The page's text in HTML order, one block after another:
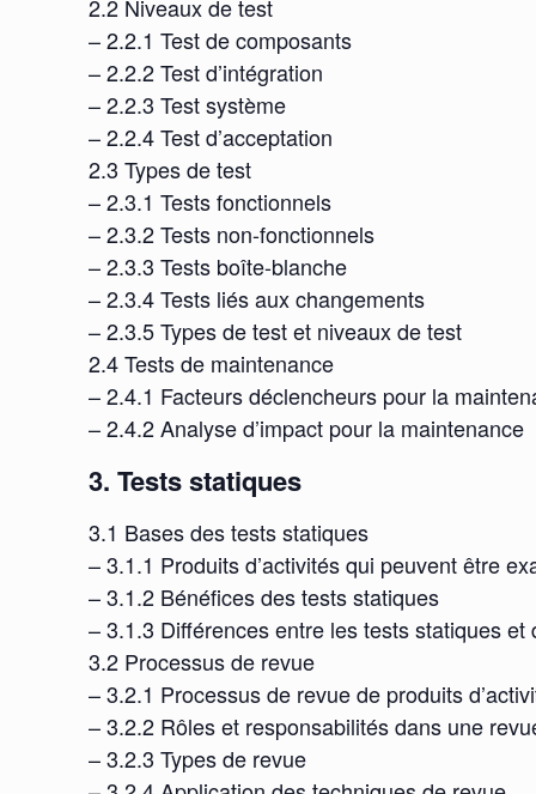
2.2 Niveaux de test
– 2.2.1 Test de composants
– 2.2.2 Test d’intégration
– 2.2.3 Test système
– 2.2.4 Test d’acceptation
2.3 Types de test
– 2.3.1 Tests fonctionnels
– 2.3.2 Tests non-fonctionnels
– 2.3.3 Tests boîte-blanche
– 2.3.4 Tests liés aux changements
– 2.3.5 Types de test et niveaux de test
2.4 Tests de maintenance
– 2.4.1 Facteurs déclencheurs pour la
– 2.4.2 Analyse d’impact pour la maintenance
3. Tests statiques
3.1 Bases des tests statiques
– 3.1.1 Produits d’activités qui peuvent être
– 3.1.2 Bénéfices des tests statiques
– 3.1.3 Différences entre les tests statiques et
3.2 Processus de revue
– 3.2.1 Processus de revue de produits
– 3.2.2 Rôles et responsabilités dans une
– 3.2.3 Types de revue